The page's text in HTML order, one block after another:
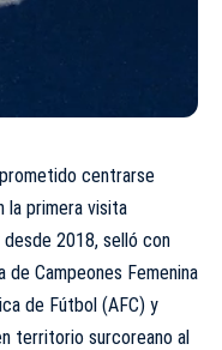
centrarse
la primera visita
2018, selló con
Campeones Femenina
de Fútbol (AFC) y
territorio surcoreano al